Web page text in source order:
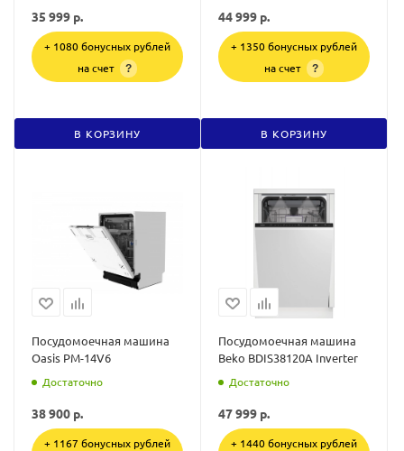
35 999 р.
+ 1080 бонусных рублей
на счет
?
В КОРЗИНУ
44 999 р.
+ 1350 бонусных рублей
на счет
?
В КОРЗИНУ
Посудомоечная машина
Oasis PM-14V6
Достаточно
38 900 р.
+ 1167 бонусных рублей
Посудомоечная машина
Beko BDIS38120A Inverter
Достаточно
47 999 р.
+ 1440 бонусных рублей